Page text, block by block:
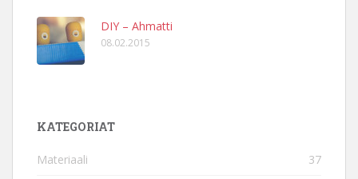
DIY – Ahmatti
08.02.2015
KATEGORIAT
Materiaali 37